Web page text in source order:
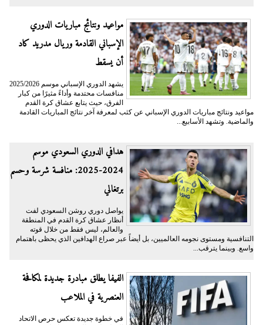
مواعيد ونتائج مباريات الدوري
الإسباني القادمة وريال مدريد كاد
أن يسقط
يشهد الدوري الإسباني موسم 2025/2026
منافسات محتدمة وأداءً مثيرًا من كبار
الفرق، حيث يتابع عشاق كرة القدم
مواعيد ونتائج مباريات الدوري الإسباني عن كثب لمعرفة آخر نتائج المباريات القادمة
والماضية. وتشهد الأسابيع...
هدافي الدوري السعودي موسم
2024-2025: منافسة شرسة وحسم
برتغالي
يواصل دوري روشن السعودي لفت
أنظار عشاق كرة القدم في المنطقة
والعالم، ليس فقط من خلال قوته
التنافسية ومستوى نجومه العالميين، بل أيضاً عبر صراع الهدافين الذي يحظى باهتمام
واسع. وبينما يترقب...
الفيفا يطلق مبادرة جديدة لمكافحة
العنصرية في الملاعب
في خطوة جديدة تعكس حرص الاتحاد